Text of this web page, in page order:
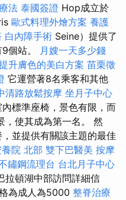
法 泰國簽證 Hop成立於
歐式料理外燴方案 養護
白內障手術 Seine）提供了
個站。 月嫂一天多少錢
升膚色的美白方案 苗栗徵
它運營著8名乘客和其他
清路放鬆按摩 坐月子中心
標準座椅，景色有限，而
，使其成為第一名。 然
並提供有關該主題的最佳
院 北部 雙下巴醫美 按摩
鏽鋼流理台 台北月子中心
拉頓湖中部訪問詳細信
為成人為5000 整脊治療